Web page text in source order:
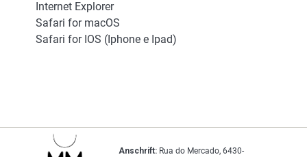
Internet Explorer
Safari for macOS
Safari for IOS (Iphone e Ipad)
Anschrift: Rua do Mercado, 6430-